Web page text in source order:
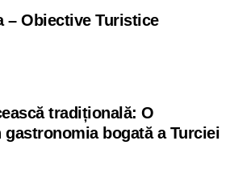
– Obiective Turistice
tradițională: O
bogată a Turciei